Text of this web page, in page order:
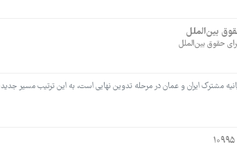
بین‌الملل
حقوق بین‌الملل
مشترک ایران و عمان در مرحله تدوین نهایی است، به این ترتیب مسیر